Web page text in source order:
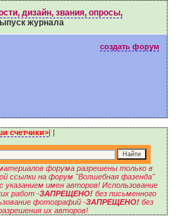
дизайн, звания, опросы,
журнала
создать форум
счетчики>| |
форума разрешены только в
ссылки на форум "Волшебная фазенда"
указанием имен авторов! Использование
работ -ЗАПРЕЩЕНО!без письменного
фотографий -ЗАПРЕЩЕНО! без
их авторов!